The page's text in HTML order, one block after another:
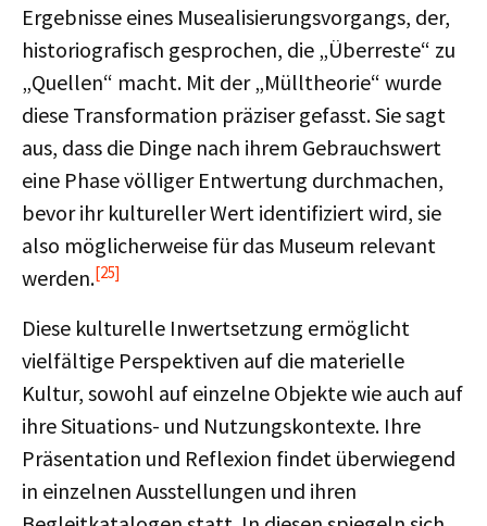
Ergebnisse eines Musealisierungsvorgangs, der,
historiografisch gesprochen, die „Überreste“ zu
„Quellen“ macht. Mit der „Mülltheorie“ wurde
diese Transformation präziser gefasst. Sie sagt
aus, dass die Dinge nach ihrem Gebrauchswert
eine Phase völliger Entwertung durchmachen,
bevor ihr kultureller Wert identifiziert wird, sie
also möglicherweise für das Museum relevant
werden.[25]
Diese kulturelle Inwertsetzung ermöglicht
vielfältige Perspektiven auf die materielle
Kultur, sowohl auf einzelne Objekte wie auch auf
ihre Situations- und Nutzungskontexte. Ihre
Präsentation und Reflexion findet überwiegend
in einzelnen Ausstellungen und ihren